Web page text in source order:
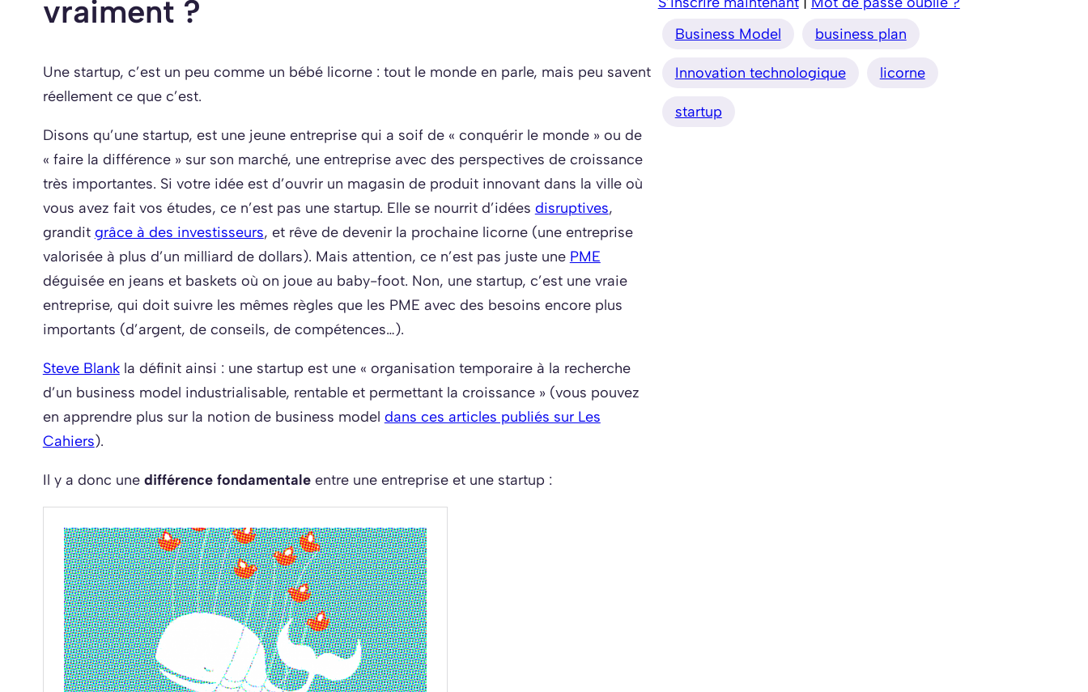
vraiment ?
Une startup, c’est un peu comme un bébé licorne : tout le monde en parle, mais peu savent
réellement ce que c’est.
Disons qu’une startup, est une jeune entreprise qui a soif de « conquérir le monde » ou de
« faire la différence » sur son marché, une entreprise avec des perspectives de croissance
très importantes. Si votre idée est d’ouvrir un magasin de produit innovant dans la ville où
vous avez fait vos études, ce n’est pas une startup. Elle se nourrit d’idées disruptives,
grandit grâce à des investisseurs, et rêve de devenir la prochaine licorne (une entreprise
valorisée à plus d’un milliard de dollars). Mais attention, ce n’est pas juste une PME
déguisée en jeans et baskets où on joue au baby-foot. Non, une startup, c’est une vraie
entreprise, qui doit suivre les mêmes règles que les PME avec des besoins encore plus
importants (d’argent, de conseils, de compétences…).
Steve Blankla définit ainsi : une startup est une « organisation temporaire à la recherche
d’un business model industrialisable, rentable et permettant la croissance » (vous pouvez
en apprendre plus sur la notion de business model dans ces articles publiés sur Les
Cahiers).
Il y a donc une différence fondamentaleentre une entreprise et une startup :
Business Model
business plan
Innovation technologique licorne
startup